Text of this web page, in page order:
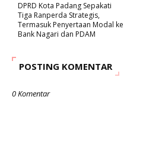
DPRD Kota Padang Sepakati
Tiga Ranperda Strategis,
Termasuk Penyertaan Modal ke
Bank Nagari dan PDAM
POSTING KOMENTAR
0 Komentar